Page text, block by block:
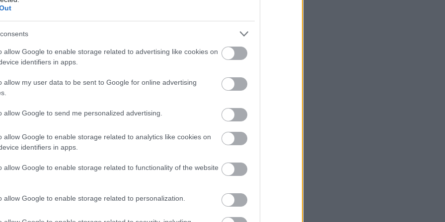
allow Google to enable storage related to advertising like cookies on
identifiers in apps.
allow my user data to be sent to Google for online advertising
allow Google to send me personalized advertising.
allow Google to enable storage related to analytics like cookies on
identifiers in apps.
allow Google to enable storage related to functionality of the website
allow Google to enable storage related to personalization.
rokmūzikas
Klāss
sācies peļu iebrukums:
ap 40 grauzēju
SCP valdes priekšsēdētāja Edvarda
apvienības LRA Pārstāvju sapulci, kurā abas
sadarbības veidošanu.